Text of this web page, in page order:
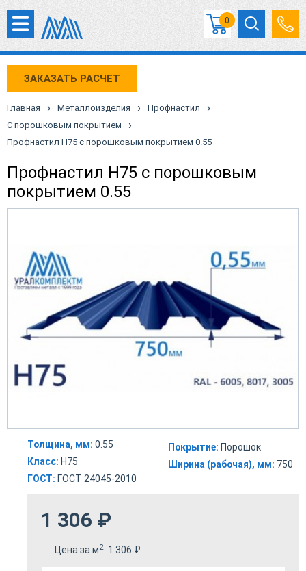
0
ЗАКАЗАТЬ РАСЧЕТ
Главная › Металлоизделия › Профнастил ›
С порошковым покрытием ›
Профнастил Н75 с порошковым покрытием 0.55
Профнастил Н75 с порошковым
покрытием 0.55
Толщина, мм: 0.55
Класс: Н75
ГОСТ: ГОСТ 24045-2010
Покрытие: Порошок
Ширина (рабочая), мм: 750
1 306 ₽
Цена за м2: 1 306 ₽